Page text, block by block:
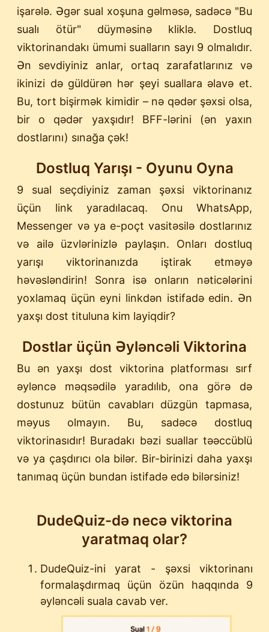
işarələ. Əgər sual xoşuna gəlməsə, sadəcə "Bu
sualı ötür" düyməsinə kliklə. Dostluq
viktorinandakı ümumi sualların sayı 9 olmalıdır.
Ən sevdiyiniz anlar, ortaq zarafatlarınız və
ikinizi də güldürən hər şeyi suallara əlavə et.
Bu, tort bişirmək kimidir – nə qədər şəxsi olsa,
bir o qədər yaxşıdır! BFF-lərini (ən yaxın
dostlarını) sınağa çək!
Dostluq Yarışı - Oyunu Oyna
9 sual seçdiyiniz zaman şəxsi viktorinanız
üçün link yaradılacaq. Onu WhatsApp,
Messenger və ya e-poçt vasitəsilə dostlarınız
və ailə üzvlərinizlə paylaşın. Onları dostluq
yarışı viktorinanızda iştirak etməyə
həvəsləndirin! Sonra isə onların nəticələrini
yoxlamaq üçün eyni linkdən istifadə edin. Ən
yaxşı dost tituluna kim layiqdir?
Dostlar üçün Əyləncəli Viktorina
Bu ən yaxşı dost viktorina platforması sırf
əyləncə məqsədilə yaradılıb, ona görə də
dostunuz bütün cavabları düzgün tapmasa,
məyus olmayın. Bu, sadəcə dostluq
viktorinasıdır! Buradakı bəzi suallar təəccüblü
və ya çaşdırıcı ola bilər. Bir-birinizi daha yaxşı
tanımaq üçün bundan istifadə edə bilərsiniz!
DudeQuiz-də necə viktorina
yaratmaq olar?
DudeQuiz-ini yarat - şəxsi viktorinanı
formalaşdırmaq üçün özün haqqında 9
əyləncəli suala cavab ver.